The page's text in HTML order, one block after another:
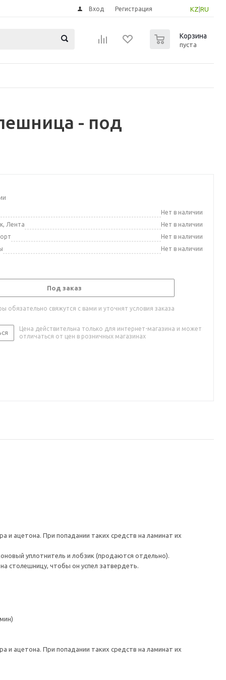
KZ RU
Вход Регистрация
Корзина
пуста
- под
Нет в наличии
Лента
Нет в наличии
Нет в наличии
Нет в наличии
Под заказ
обязательно свяжутся с вами и уточнят условия заказа
Цена действительна только для интернет-магазина и может
отличаться от цен в розничных магазинах
и ацетона. При попадании таких средств на ламинат их
уплотнитель и лобзик (продаются отдельно).
столешницу, чтобы он успел затвердеть.
и ацетона. При попадании таких средств на ламинат их